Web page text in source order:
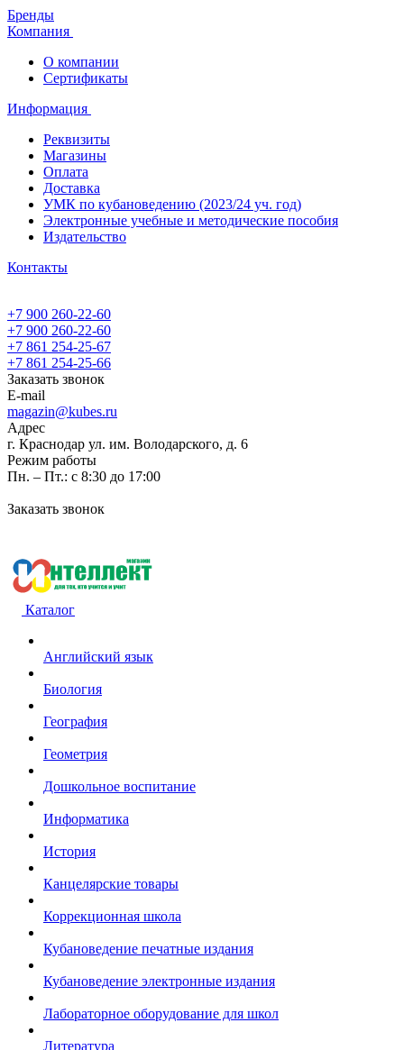
Бренды
Компания
О компании
Сертификаты
Информация
Реквизиты
Магазины
Oплата
Доставка
УМК по кубановедению (2023/24 уч. год)
Электронные учебные и методические пособия
Издательство
Контакты
+7 900 260-22-60
+7 900 260-22-60
+7 861 254-25-67
+7 861 254-25-66
Заказать звонок
E-mail
magazin@kubes.ru
Адрес
г. Краснодар ул. им. Володарского, д. 6
Режим работы
Пн. – Пт.: с 8:30 до 17:00
Заказать звонок
Каталог
Английский язык
Биология
География
Геометрия
Дошкольное воспитание
Информатика
История
Канцелярские товары
Коррекционная школа
Кубановедение печатные издания
Кубановедение электронные издания
Лабораторное оборудование для школ
Литература